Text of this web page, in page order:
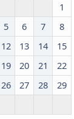
1
5 6 7
8
12 13 14
15
19 20 21
22
26 27 28
29